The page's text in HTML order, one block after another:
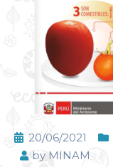
20/06/2021
by MINAM